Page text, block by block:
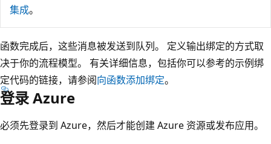
集成。
函数完成后，这些消息被发送到队列。 定义输出绑定的方式取
决于你的流程模型。 有关详细信息，包括你可以参考的示例绑
定代码的链接，请参阅向函数添加绑定。
登录 Azure
必须先登录到 Azure，然后才能创建 Azure 资源或发布应用。